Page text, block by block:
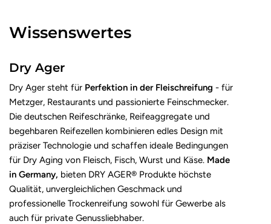
Wissenswertes
Dry Ager
Dry Ager steht für Perfektion in der Fleischreifung - für
Metzger, Restaurants und passionierte Feinschmecker.
Die deutschen Reifeschränke, Reifeaggregate und
begehbaren Reifezellen kombinieren edles Design mit
präziser Technologie und schaffen ideale Bedingungen
für Dry Aging von Fleisch, Fisch, Wurst und Käse. Made
in Germany, bieten DRY AGER® Produkte höchste
Qualität, unvergleichlichen Geschmack und
professionelle Trockenreifung sowohl für Gewerbe als
auch für private Genussliebhaber.